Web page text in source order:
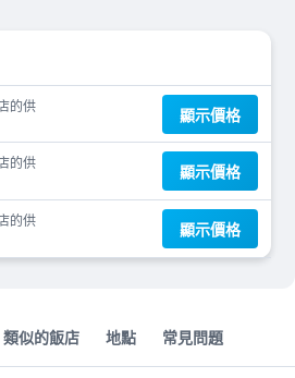
的供
顯示價格
的供
顯示價格
的供
顯示價格
類似的飯店 地點 常見問題